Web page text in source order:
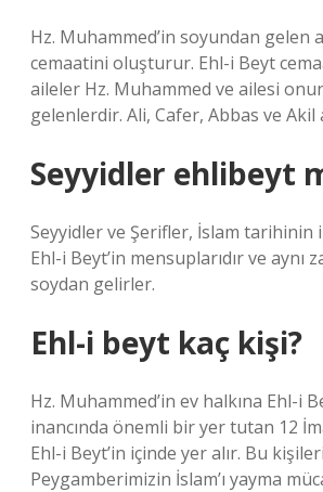
Hz. Muhammed’in soyundan gelen
cemaatini oluşturur. Ehl-i Beyt
aileler Hz. Muhammed ve ailesi
gelenlerdir. Ali, Cafer, Abbas ve Akil
Seyyidler ehlibeyt
Seyyidler ve Şerifler, İslam tarihinin
Ehl-i Beyt’in mensuplarıdır ve aynı
soydan gelirler.
Ehl-i beyt kaç kişi?
Hz. Muhammed’in ev halkına Ehl-i
inancında önemli bir yer tutan 12
Ehl-i Beyt’in içinde yer alır. Bu
Peygamberimizin İslam’ı yayma